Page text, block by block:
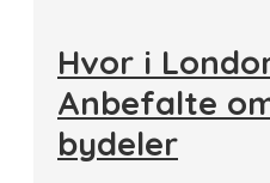
Hvor i
Anbefalte
bydeler